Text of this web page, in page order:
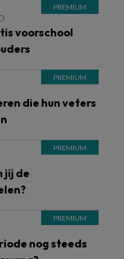
voorschool
die hun veters
jij de
nog steeds